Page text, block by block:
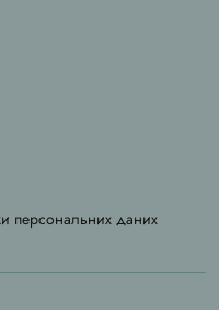
персональних даних